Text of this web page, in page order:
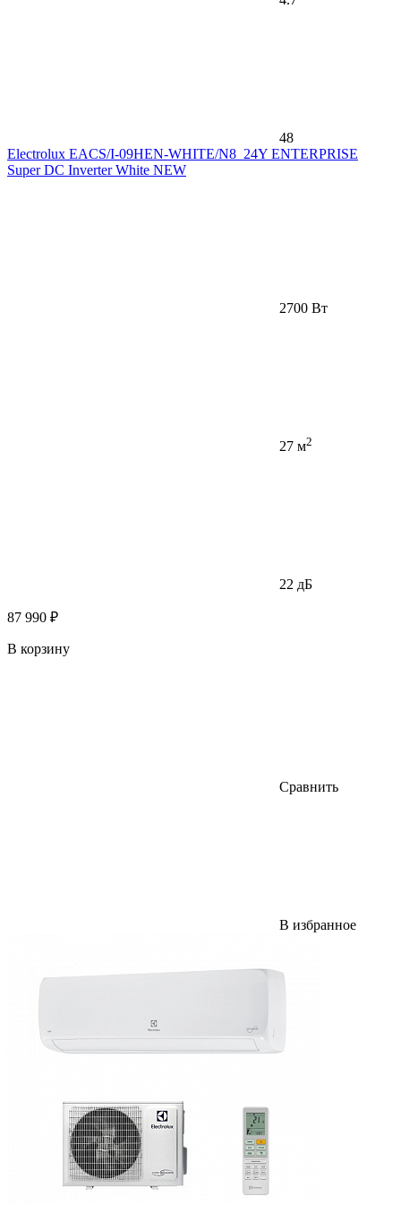
48
Electrolux EACS/I-09HEN-WHITE/N8_24Y ENTERPRISE
Super DC Inverter White NEW
2700 Вт
27 м2
22 дБ
87 990 ₽
В корзину
Сравнить
В избранное